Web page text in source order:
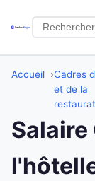
Accueil
Cadres
et de la
Salaire